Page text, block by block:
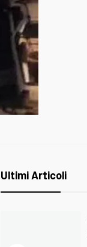
Ultimi Articoli